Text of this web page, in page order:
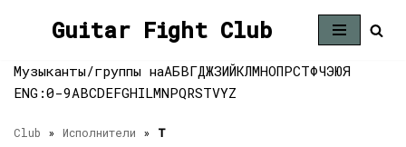
к
содержимому
Guitar Fight Club
Музыканты/группы наАБВГДЖЗИЙКЛМНОПРСТФЧЭЮЯ
ENG:0-9ABCDEFGHILMNPQRSTVYZ
Club » Исполнители » T